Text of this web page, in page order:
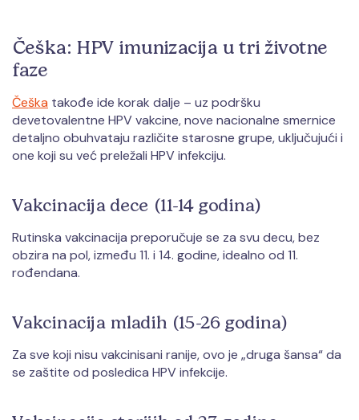
Češka: HPV imunizacija u tri životne
faze
Češka takođe ide korak dalje – uz podršku
devetovalentne HPV vakcine, nove nacionalne smernice
detaljno obuhvataju različite starosne grupe, uključujući i
one koji su već preležali HPV infekciju.
Vakcinacija dece (11-14 godina)
Rutinska vakcinacija preporučuje se za svu decu, bez
obzira na pol, između 11. i 14. godine, idealno od 11.
rođendana.
Vakcinacija mladih (15-26 godina)
Za sve koji nisu vakcinisani ranije, ovo je „druga šansa“ da
se zaštite od posledica HPV infekcije.